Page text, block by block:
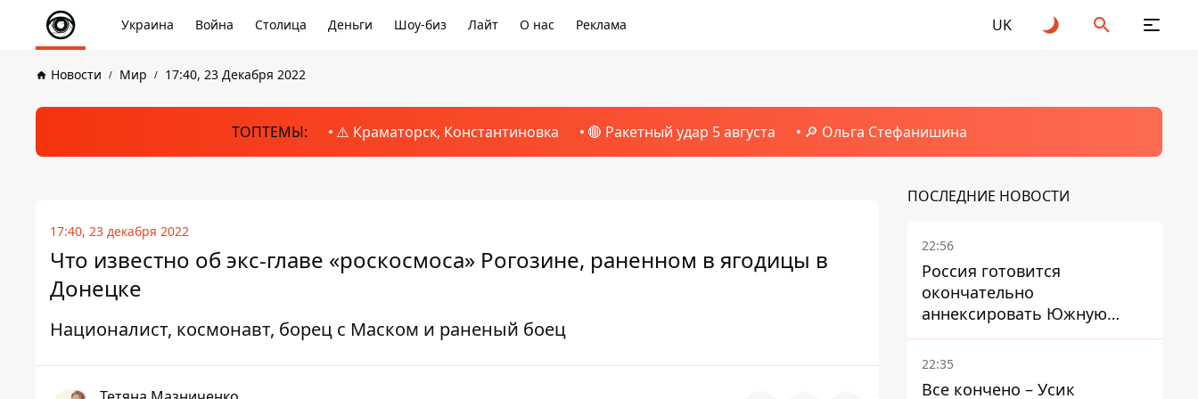
Украина Война Столица Деньги Шоу-биз Лайт О нас Реклама UK
Новости Мир 17:40, 23 Декабря 2022
ТОПТЕМЫ: ⚠️ Краматорск, Константиновка 🔴 Ракетный удар 5 августа 🔎 Ольга Стефанишина
17:40, 23 декабря 2022
Что известно об экс-главе «роскосмоса» Рогозине, раненном в ягодицы в
Донецке
Националист, космонавт, борец с Маском и раненый боец
ПОСЛЕДНИЕ НОВОСТИ
22:56
Россия готовится
окончательно
аннексировать Южную
Осетию – страны НАТО
обеспокоены
22:35
Все кончено – Усик